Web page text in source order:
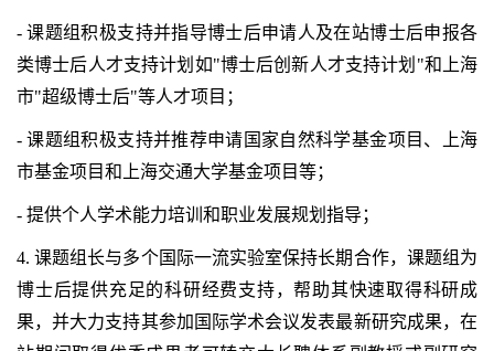
- 课题组积极支持并指导博士后申请人及在站博士后申报各
类博士后人才支持计划如"博士后创新人才支持计划"和上海
市"超级博士后"等人才项目；
- 课题组积极支持并推荐申请国家自然科学基金项目、上海
市基金项目和上海交通大学基金项目等；
- 提供个人学术能力培训和职业发展规划指导；
4. 课题组长与多个国际一流实验室保持长期合作，课题组为
博士后提供充足的科研经费支持，帮助其快速取得科研成
果，并大力支持其参加国际学术会议发表最新研究成果，在